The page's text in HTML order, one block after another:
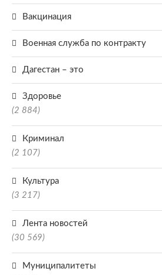
Вакцинация
Военная служба по контракту
Дагестан – это
Здоровье
(2 884)
Криминал
(2 107)
Культура
(3 217)
Лента новостей
(30 569)
Муниципалитеты